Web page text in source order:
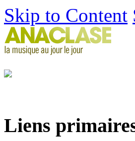
Skip to Content
Liens